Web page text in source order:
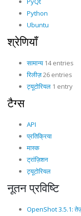
Python
Ubuntu
श्रेणियाँ
सामान्य14 entries
रिलीज़26 entries
ट्यूटोरियल 1 entry
टैग्स
API
प्रतिक्रिया
मास्क
ट्रांज़िशन
ट्यूटोरियल
नूतन प्रविष्टि
OpenShot 3.5.1: तेज़